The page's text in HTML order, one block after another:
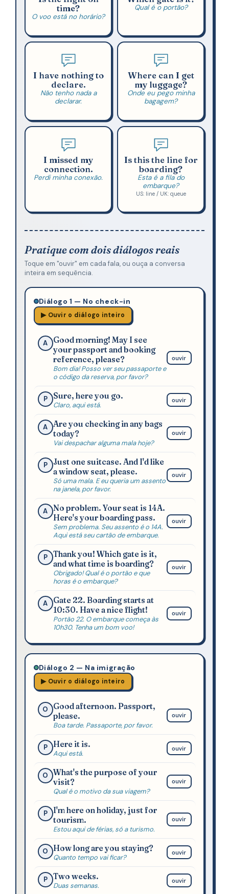
time?
O voo está no horário?
Qual é o portão?
I have nothing to
declare.
Não tenho nada a
declarar.
Where can I get
my luggage?
Onde eu pego minha
bagagem?
I missed my
connection.
Perdi minha conexão.
Is this the line for
boarding?
Esta é a fila do
embarque?
US: line / UK: queue
Pratique com dois diálogos reais
Toque em "ouvir" em cada fala, ou ouça a conversa
inteira em sequência.
Diálogo 1 — No check-in
▶ Ouvir o diálogo inteiro
A
Good morning! May I see
your passport and booking
reference, please?
Bom dia! Posso ver seu passaporte e
o código da reserva, por favor?
ouvir
P Sure, here you go.
Claro, aqui está.
ouvir
A
Are you checking in any bags
today?
Vai despachar alguma mala hoje?
ouvir
P
Just one suitcase. And I'd like
a window seat, please.
Só uma mala. E eu queria um assento
na janela, por favor.
ouvir
A
No problem. Your seat is 14A.
Here's your boarding pass.
Sem problema. Seu assento é o 14A.
Aqui está seu cartão de embarque.
ouvir
P
Thank you! Which gate is it,
and what time is boarding?
Obrigado! Qual é o portão e que
horas é o embarque?
ouvir
A
Gate 22. Boarding starts at
10:30. Have a nice flight!
Portão 22. O embarque começa às
10h30. Tenha um bom voo!
ouvir
Diálogo 2 — Na imigração
▶ Ouvir o diálogo inteiro
O
Good afternoon. Passport,
please.
Boa tarde. Passaporte, por favor.
ouvir
P Here it is.
Aqui está.
ouvir
O
What's the purpose of your
visit?
Qual é o motivo da sua viagem?
ouvir
P
I'm here on holiday, just for
tourism.
Estou aqui de férias, só a turismo.
ouvir
O How long are you staying?
Quanto tempo vai ficar?
ouvir
P Two weeks.
Duas semanas.
ouvir